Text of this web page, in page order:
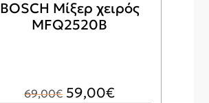
BOSCH Μίξερ χειρός
MFQ2520B
69,00€ Original
59,00€Η